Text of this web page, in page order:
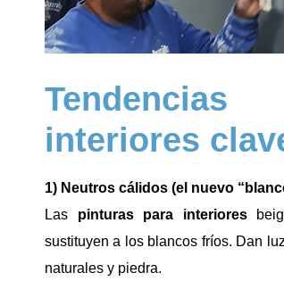
interiores
1) Neutros cálidos (el nuevo
Las pinturas para interiores
sustituyen a los blancos fríos. Dan
naturales y piedra.